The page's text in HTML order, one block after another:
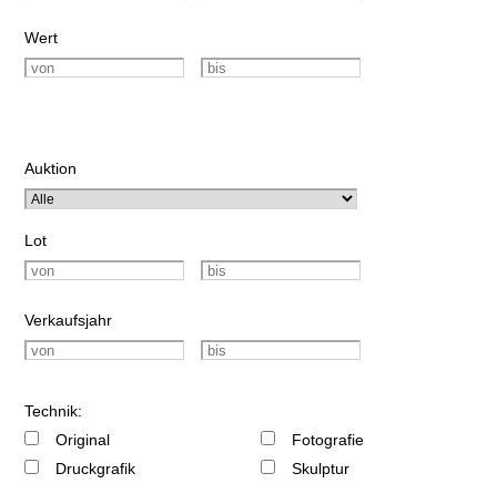
Wert
Auktion
Lot
Verkaufsjahr
Technik:
Original
Druckgrafik
Fotografie
Skulptur